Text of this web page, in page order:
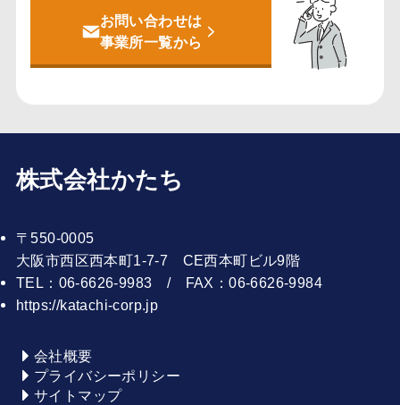
お問い合わせは
事業所一覧から
株式会社かたち
〒550-0005
大阪市西区西本町1-7-7 CE西本町ビル9階
TEL：06-6626-9983 / FAX：06-6626-9984
https://katachi-corp.jp
会社概要
プライバシーポリシー
サイトマップ